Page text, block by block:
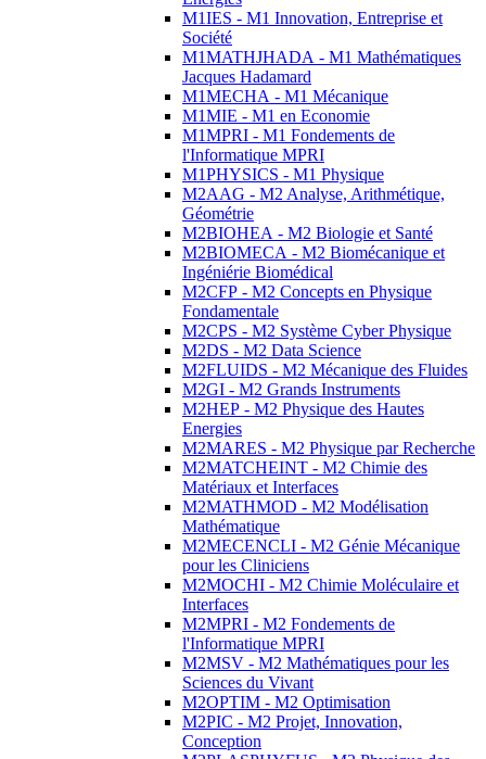
M1IES - M1 Innovation, Entreprise et
Société
M1MATHJHADA - M1 Mathématiques
Jacques Hadamard
M1MECHA - M1 Mécanique
M1MIE - M1 en Economie
M1MPRI - M1 Fondements de
l'Informatique MPRI
M1PHYSICS - M1 Physique
M2AAG - M2 Analyse, Arithmétique,
Géométrie
M2BIOHEA - M2 Biologie et Santé
M2BIOMECA - M2 Biomécanique et
Ingéniérie Biomédical
M2CFP - M2 Concepts en Physique
Fondamentale
M2CPS - M2 Système Cyber Physique
M2DS - M2 Data Science
M2FLUIDS - M2 Mécanique des Fluides
M2GI - M2 Grands Instruments
M2HEP - M2 Physique des Hautes
Energies
M2MARES - M2 Physique par Recherche
M2MATCHEINT - M2 Chimie des
Matériaux et Interfaces
M2MATHMOD - M2 Modélisation
Mathématique
M2MECENCLI - M2 Génie Mécanique
pour les Cliniciens
M2MOCHI - M2 Chimie Moléculaire et
Interfaces
M2MPRI - M2 Fondements de
l'Informatique MPRI
M2MSV - M2 Mathématiques pour les
Sciences du Vivant
M2OPTIM - M2 Optimisation
M2PIC - M2 Projet, Innovation,
Conception